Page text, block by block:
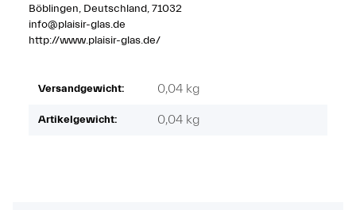
Böblingen, Deutschland, 71032
info@plaisir-glas.de
http://www.plaisir-glas.de/
Versandgewicht: 0,04 kg
Artikelgewicht: 0,04 kg